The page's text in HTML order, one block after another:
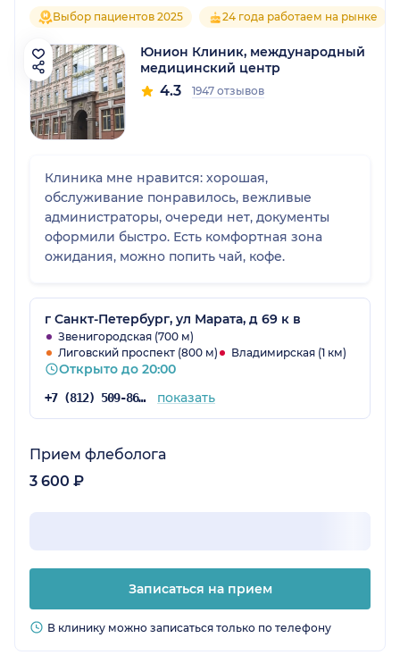
Выбор пациентов 2025 24 года работаем на рынке
Юнион Клиник, международный
медицинский центр
4.3 1947 отзывов
Клиника мне нравится: хорошая,
обслуживание понравилось, вежливые
администраторы, очереди нет, документы
оформили быстро. Есть комфортная зона
ожидания, можно попить чай, кофе.
г Санкт-Петербург, ул Марата, д 69 к в
Звенигородская (700 м)
Лиговский проспект (800 м)
Владимирская (1 км)
Открыто до 20:00
+7 (812) 509-86-03 показать
Прием флеболога
3 600 ₽
Записаться на прием
В клинику можно записаться только по телефону